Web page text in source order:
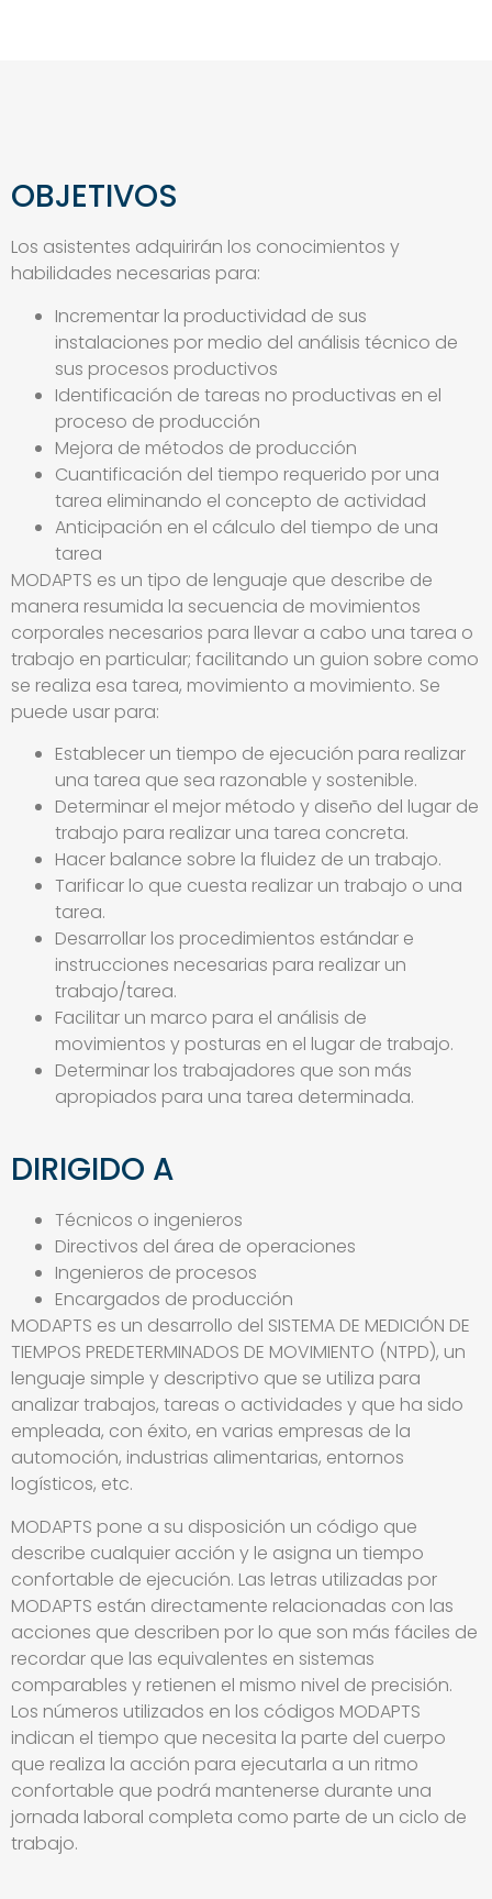
OBJETIVOS
Los asistentes adquirirán los conocimientos y
habilidades necesarias para:
Incrementar la productividad de sus
instalaciones por medio del análisis técnico de
sus procesos productivos
Identificación de tareas no productivas en el
proceso de producción
Mejora de métodos de producción
Cuantificación del tiempo requerido por una
tarea eliminando el concepto de actividad
Anticipación en el cálculo del tiempo de una
tarea
MODAPTS es un tipo de lenguaje que describe de
manera resumida la secuencia de movimientos
corporales necesarios para llevar a cabo una tarea o
trabajo en particular; facilitando un guion sobre como
se realiza esa tarea, movimiento a movimiento. Se
puede usar para:
Establecer un tiempo de ejecución para realizar
una tarea que sea razonable y sostenible.
Determinar el mejor método y diseño del lugar de
trabajo para realizar una tarea concreta.
Hacer balance sobre la fluidez de un trabajo.
Tarificar lo que cuesta realizar un trabajo o una
tarea.
Desarrollar los procedimientos estándar e
instrucciones necesarias para realizar un
trabajo/tarea.
Facilitar un marco para el análisis de
movimientos y posturas en el lugar de trabajo.
Determinar los trabajadores que son más
apropiados para una tarea determinada.
DIRIGIDO A
Técnicos o ingenieros
Directivos del área de operaciones
Ingenieros de procesos
Encargados de producción
MODAPTS es un desarrollo del SISTEMA DE MEDICIÓN DE
TIEMPOS PREDETERMINADOS DE MOVIMIENTO (NTPD), un
lenguaje simple y descriptivo que se utiliza para
analizar trabajos, tareas o actividades y que ha sido
empleada, con éxito, en varias empresas de la
automoción, industrias alimentarias, entornos
logísticos, etc.
MODAPTS pone a su disposición un código que
describe cualquier acción y le asigna un tiempo
confortable de ejecución. Las letras utilizadas por
MODAPTS están directamente relacionadas con las
acciones que describen por lo que son más fáciles de
recordar que las equivalentes en sistemas
comparables y retienen el mismo nivel de precisión.
Los números utilizados en los códigos MODAPTS
indican el tiempo que necesita la parte del cuerpo
que realiza la acción para ejecutarla a un ritmo
confortable que podrá mantenerse durante una
jornada laboral completa como parte de un ciclo de
trabajo.